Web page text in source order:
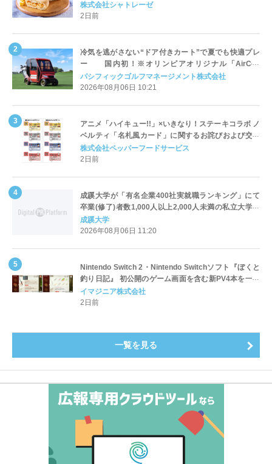
株式会社シャトレーゼ
2日前
冷気を逃がさない“ドア付きカート”で夏でも快適プレ
ー 国内初！※オリンピアオリジナル「AirCon
Cart（エアコンカート）」導入 | ＰＧＭ
パシフィックゴルフマネージメント株式会社
2026年08月06日 10:21
アニメ「ハイキュー!!」×いきなり！ステーキコラボ ノ
ベルティ「名札風カード」に関するお詫びおよび交換
対応についてのご案内
株式会社ペッパーフードサービス
2日前
成蹊大学が「有名企業400社実就職ランキング」にて
卒業(修了)者数1,000人以上2,000人未満の私立大学で
全国第1位を獲得！～実就職率は26.5%（前年比＋
4.3pt）に伸長、東京の私立大学でも10位にランクイン
成蹊大学
2026年08月06日 11:20
Nintendo Switch 2・Nintendo Switchソフト『ぼくと
釣り日記』 初公開のゲーム画面を含む新PV4本を一挙
公開！
イマジニア株式会社
2日前
一覧を見る